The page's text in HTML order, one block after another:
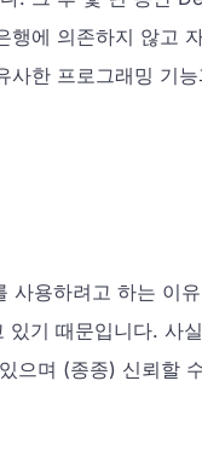
에 의존하지 않고
한 프로그래밍 기
사용하려고 하는 이
기 때문입니다. 사
으며 (종종) 신뢰할